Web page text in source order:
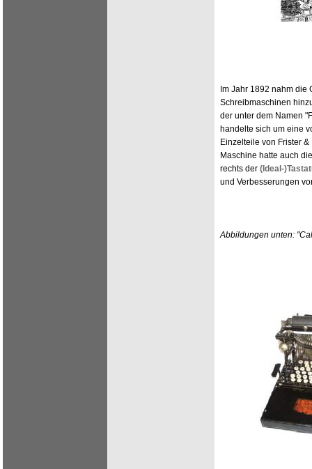
Im Jahr 1892 nahm die
Schreibmaschinen
der unter dem Namen
handelte sich um eine
Einzelteile von Frister
Maschine hatte auch
rechts der (Ideal-
und Verbesserungen
Abbildungen unten: